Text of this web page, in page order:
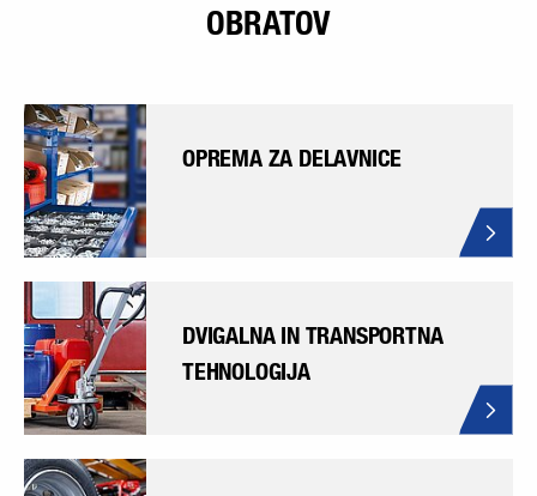
OBRATOV
OPREMA ZA DELAVNICE
DVIGALNA IN TRANSPORTNA
TEHNOLOGIJA